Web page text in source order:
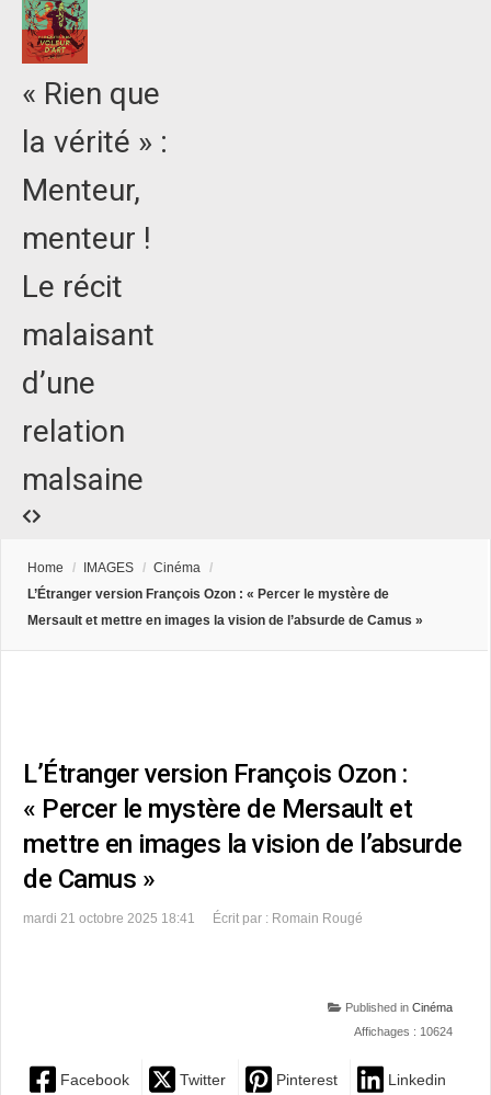
« Rien que
la vérité » :
Menteur,
menteur !
Le récit
malaisant
d’une
relation
malsaine
Home / IMAGES / Cinéma /
L’Étranger version François Ozon : « Percer le mystère de
Mersault et mettre en images la vision de l’absurde de Camus »
L’Étranger version François Ozon :
« Percer le mystère de Mersault et
mettre en images la vision de l’absurde
de Camus »
mardi 21 octobre 2025 18:41 Écrit par : Romain Rougé
Published in Cinéma
Affichages : 10624
Facebook Twitter Pinterest Linkedin